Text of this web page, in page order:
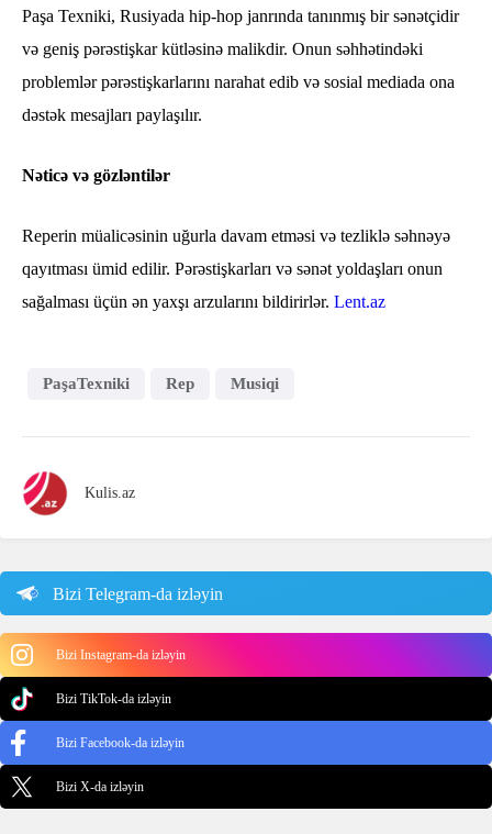
Paşa Texniki, Rusiyada hip-hop janrında tanınmış bir sənətçidir
və geniş pərəstişkar kütləsinə malikdir. Onun səhhətindəki
problemlər pərəstişkarlarını narahat edib və sosial mediada ona
dəstək mesajları paylaşılır.
Nəticə və gözləntilər
Reperin müalicəsinin uğurla davam etməsi və tezliklə səhnəyə
qayıtması ümid edilir. Pərəstişkarları və sənət yoldaşları onun
sağalması üçün ən yaxşı arzularını bildirirlər. Lent.az
PaşaTexniki Rep Musiqi
Kulis.az
Bizi Telegram-da izləyin
Bizi Instagram-da izləyin
Bizi TikTok-da izləyin
Bizi Facebook-da izləyin
Bizi X-da izləyin